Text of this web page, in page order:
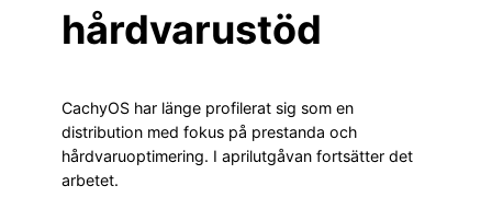
hårdvarustöd
CachyOS har länge profilerat sig som en
distribution med fokus på prestanda och
hårdvaruoptimering. I aprilutgåvan fortsätter det
arbetet.